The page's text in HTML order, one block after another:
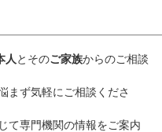
人 とそのご家族からのご相談
まず気軽にご相談くださ
て専門機関の情報をご案内